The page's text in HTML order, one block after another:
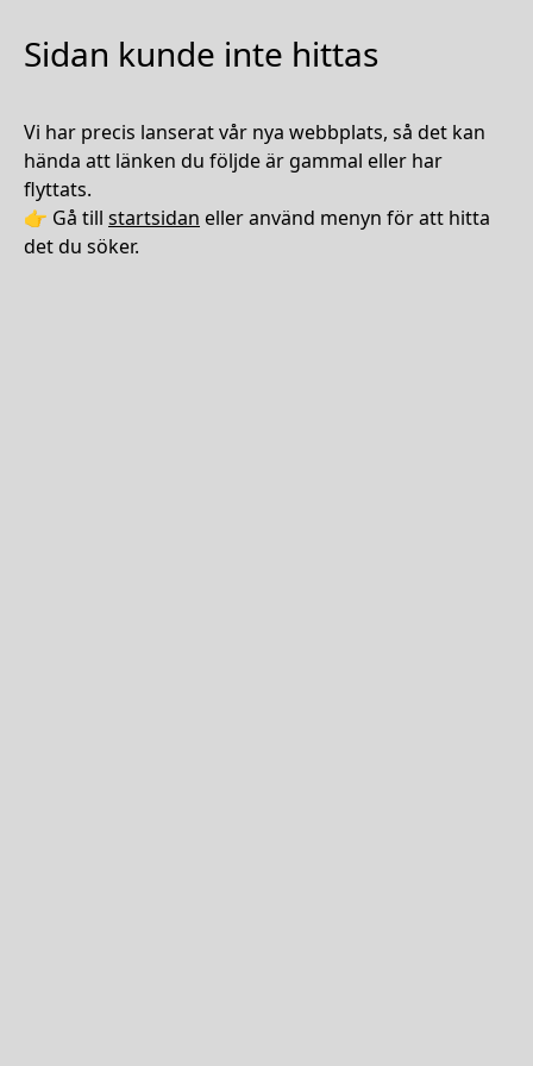
Sidan kunde inte hittas
Vi har precis lanserat vår nya webbplats, så det kan
hända att länken du följde är gammal eller har
flyttats.
👉 Gå till startsidan eller använd menyn för att hitta
det du söker.